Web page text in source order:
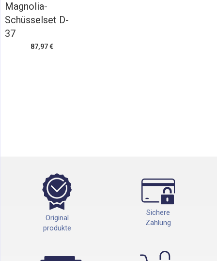
Magnolia-
Schüsselset D-
37
87,97 €
Original
produkte
Sichere
Zahlung